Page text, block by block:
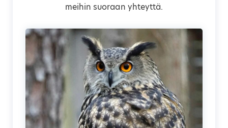
meihin suoraan yhteyttä.